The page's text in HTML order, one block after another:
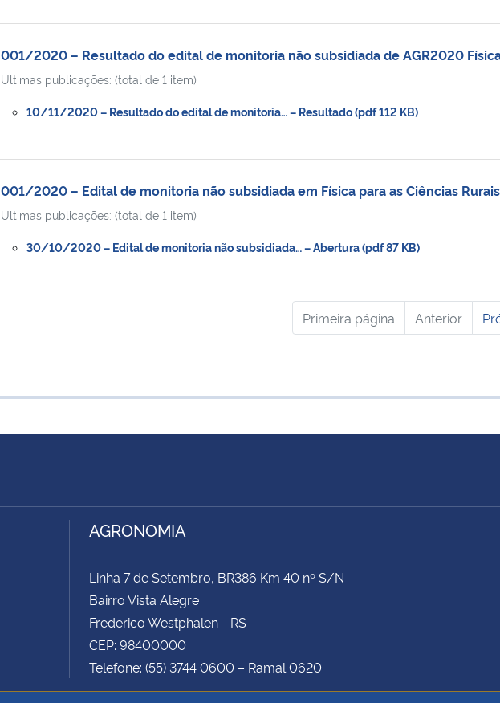
001/2020 – Resultado do edital de monitoria não subsidiada de AGR2020
Ultimas publicações: (total de 1 item)
10/11/2020 – Resultado do edital de monitoria… – Resultado (pdf 112 KB)
001/2020 – Edital de monitoria não subsidiada em Física para as Ciências Rurais
Ultimas publicações: (total de 1 item)
30/10/2020 – Edital de monitoria não subsidiada… – Abertura (pdf 87 KB)
Primeira página Anterior
AGRONOMIA
Linha 7 de Setembro, BR386 Km 40 nº S/N
Bairro Vista Alegre
Frederico Westphalen - RS
CEP: 98400000
Telefone: (55) 3744 0600 – Ramal 0620